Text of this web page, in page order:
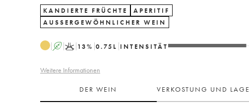
KANDIERTE FRÜCHTE
APERITIF
AUSSERGEWÖHNLICHER WEIN
A K 13% 0.75 L INTENSITÄT
Weitere Informationen
DER WEIN VERKOSTUNG UND